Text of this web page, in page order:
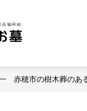
赤穂市の樹木葬のあ